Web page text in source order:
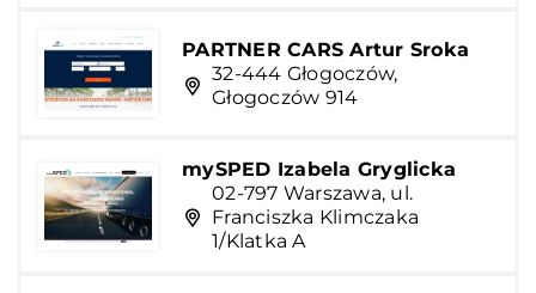
PARTNER CARS Artur Sroka
32-444 Głogoczów,
Głogoczów 914
mySPED Izabela Gryglicka
02-797 Warszawa, ul.
Franciszka Klimczaka
1/Klatka A